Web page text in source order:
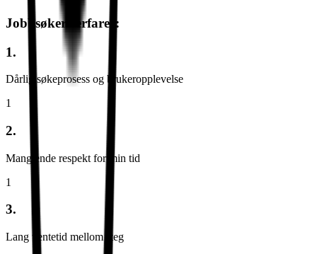
Jobbsøkere erfarer:
1.
Dårlig søkeprosess og brukeropplevelse
1
2.
Manglende respekt for min tid
1
3.
Lang ventetid mellom steg